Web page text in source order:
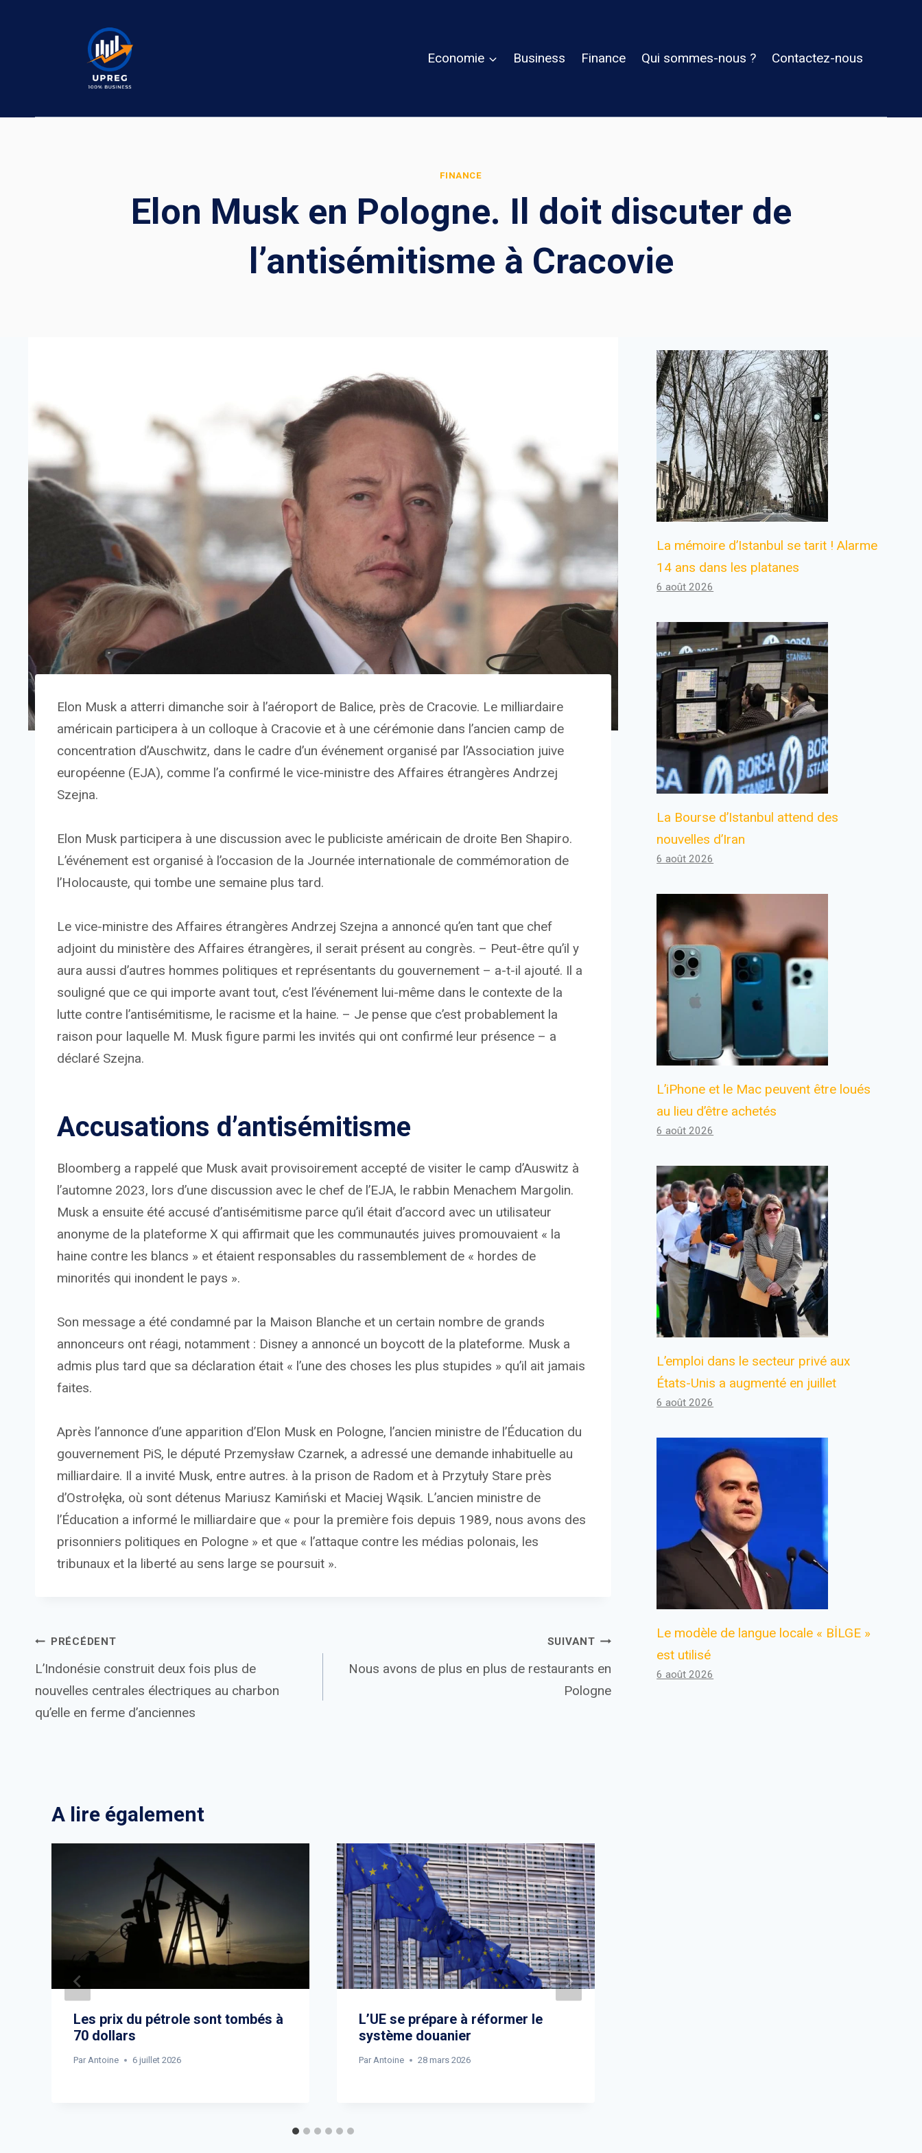
Economie Business Finance Qui sommes-nous ? Contactez-nous
FINANCE
Elon Musk en Pologne. Il doit discuter de
l’antisémitisme à Cracovie
Elon Musk a atterri dimanche soir à l’aéroport de Balice, près de Cracovie. Le milliardaire
américain participera à un colloque à Cracovie et à une cérémonie dans l’ancien camp de
concentration d’Auschwitz, dans le cadre d’un événement organisé par l’Association juive
européenne (EJA), comme l’a confirmé le vice-ministre des Affaires étrangères Andrzej
Szejna.
Elon Musk participera à une discussion avec le publiciste américain de droite Ben Shapiro.
L’événement est organisé à l’occasion de la Journée internationale de commémoration de
l’Holocauste, qui tombe une semaine plus tard.
Le vice-ministre des Affaires étrangères Andrzej Szejna a annoncé qu’en tant que chef
adjoint du ministère des Affaires étrangères, il serait présent au congrès. – Peut-être qu’il y
aura aussi d’autres hommes politiques et représentants du gouvernement – ​​a-t-il ajouté. Il a
souligné que ce qui importe avant tout, c’est l’événement lui-même dans le contexte de la
lutte contre l’antisémitisme, le racisme et la haine. – Je pense que c’est probablement la
raison pour laquelle M. Musk figure parmi les invités qui ont confirmé leur présence – a
déclaré Szejna.
Accusations d’antisémitisme
Bloomberg a rappelé que Musk avait provisoirement accepté de visiter le camp d’Auswitz à
l’automne 2023, lors d’une discussion avec le chef de l’EJA, le rabbin Menachem Margolin.
Musk a ensuite été accusé d’antisémitisme parce qu’il était d’accord avec un utilisateur
anonyme de la plateforme X qui affirmait que les communautés juives promouvaient « la
haine contre les blancs » et étaient responsables du rassemblement de « hordes de
minorités qui inondent le pays ».
Son message a été condamné par la Maison Blanche et un certain nombre de grands
annonceurs ont réagi, notamment : Disney a annoncé un boycott de la plateforme. Musk a
admis plus tard que sa déclaration était « l’une des choses les plus stupides » qu’il ait jamais
faites.
Après l’annonce d’une apparition d’Elon Musk en Pologne, l’ancien ministre de l’Éducation du
gouvernement PiS, le député Przemysław Czarnek, a adressé une demande inhabituelle au
milliardaire. Il a invité Musk, entre autres. à la prison de Radom et à Przytuły Stare près
d’Ostrołęka, où sont détenus Mariusz Kamiński et Maciej Wąsik. L’ancien ministre de
l’Éducation a informé le milliardaire que « pour la première fois depuis 1989, nous avons des
prisonniers politiques en Pologne » et que « l’attaque contre les médias polonais, les
tribunaux et la liberté au sens large se poursuit ».
Navigation
de
l’article
PRÉCÉDENT
L’Indonésie construit deux fois plus de
nouvelles centrales électriques au charbon
qu’elle en ferme d’anciennes
SUIVANT
Nous avons de plus en plus de restaurants en
Pologne
A lire également
Les prix du pétrole sont tombés à
70 dollars
Par Antoine 6 juillet 2026
L’UE se prépare à réformer le
système douanier
Par Antoine 28 mars 2026
La mémoire d’Istanbul se tarit ! Alarme
14 ans dans les platanes
6 août 2026
La Bourse d’Istanbul attend des
nouvelles d’Iran
6 août 2026
L’iPhone et le Mac peuvent être loués
au lieu d’être achetés
6 août 2026
L’emploi dans le secteur privé aux
États-Unis a augmenté en juillet
6 août 2026
Le modèle de langue locale « BİLGE »
est utilisé
6 août 2026